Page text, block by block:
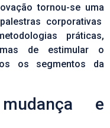
tornou-se uma
corporativas
práticas,
de estimular o
os segmentos da
e